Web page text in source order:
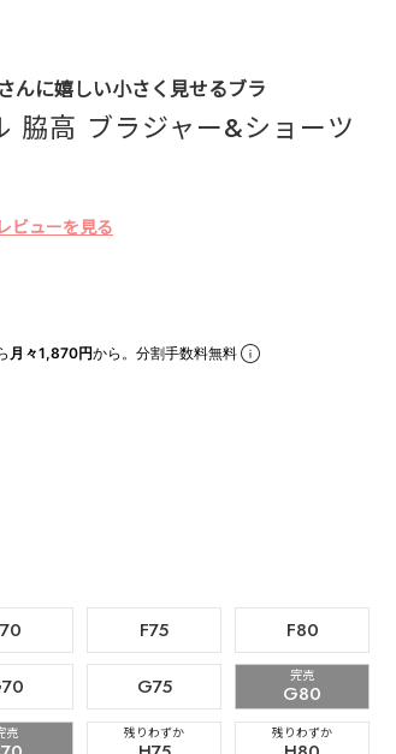
んに嬉しい小さく見せるブラ
脇高 ブラジャー&ショーツ
レビューを見る
月々1,870円から。分割手数料無料
F75 F80
G75 完売
G80
売 残りわずか 残りわずか